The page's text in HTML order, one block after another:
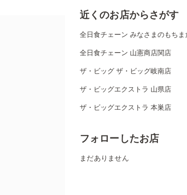
近くのお店からさがす
全日食チェーン みなさまのもちま
全日食チェーン 山憲商店関店
ザ・ビッグ ザ・ビッグ岐南店
ザ・ビッグエクストラ 山県店
ザ・ビッグエクストラ 本巣店
フォローしたお店
まだありません